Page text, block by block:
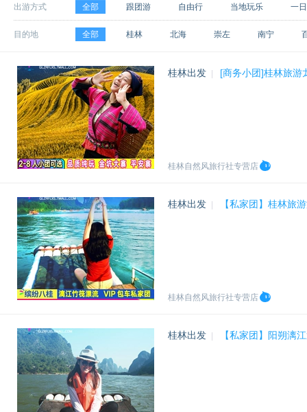
出游方式 全部 跟团游 自由行 当地玩乐 一
目的地 全部 桂林 北海 崇左 南宁
焦作 珠海 香港 鹰潭 黔东南
下龙 下龙湾
防城港 吐鲁番
桂林出发 [商务小团]桂林旅游
桂林自然风旅行社专营店
桂林出发 【私家团】桂林旅
桂林自然风旅行社专营店
桂林出发 【私家团】阳朔漓